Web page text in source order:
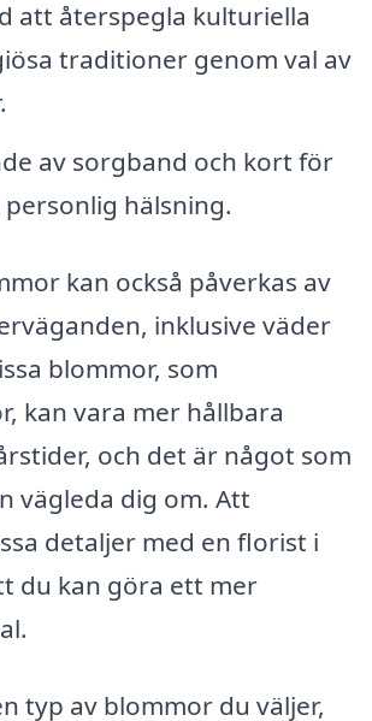
att återspegla kulturiella
traditioner genom val av
av sorgband och kort för
hälsning.
kan också påverkas av
inklusive väder
blommor, som
kan vara mer hållbara
och det är något som
vägleda dig om. Att
detaljer med en florist i
du kan göra ett mer
typ av blommor du väljer,